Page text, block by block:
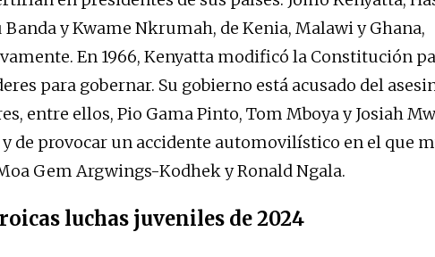
y Kwame Nkrumah, de Kenia, Malawi y Ghana,
En 1966, Kenyatta modificó la Constitución
para gobernar. Su gobierno está acusado del
entre ellos, Pio Gama Pinto, Tom Mboya y Josiah
de provocar un accidente automovilístico en el que
Gem Argwings-Kodhek y Ronald Ngala.
luchas juveniles de 2024